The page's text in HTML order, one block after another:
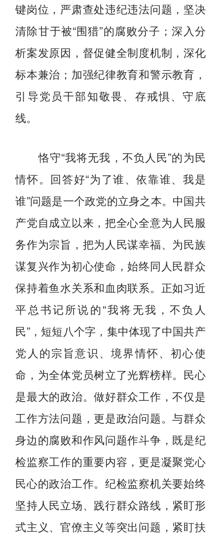
键岗位，严肃查处违纪违法问题，坚决
清除甘于被“围猎”的腐败分子；深入分
析案发原因，督促健全制度机制，深化
标本兼治；加强纪律教育和警示教育，
引导党员干部知敬畏、存戒惧、守底
线。
恪守“我将无我，不负人民”的为民
情怀。回答好“为了谁、依靠谁、我是
谁”问题是一个政党的立身之本。中国共
产党自成立以来，把全心全意为人民服
务作为宗旨，把为人民谋幸福、为民族
谋复兴作为初心使命，始终同人民群众
保持着鱼水关系和血肉联系。正如习近
平总书记所说的“我将无我，不负人
民”，短短八个字，集中体现了中国共产
党人的宗旨意识、境界情怀、初心使
命，为全体党员树立了光辉榜样。民心
是最大的政治。做好群众工作，不仅是
工作方法问题，更是政治问题。与群众
身边的腐败和作风问题作斗争，既是纪
检监察工作的重要内容，更是凝聚党心
民心的政治工作。纪检监察机关要始终
坚持人民立场、践行群众路线，紧盯形
式主义、官僚主义等突出问题，紧盯扶